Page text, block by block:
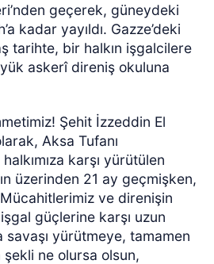
geçerek, güneydeki
kadar yayıldı. Gazze’deki
tarihte, bir halkın işgalcilere
askerî direniş okuluna
Şehit İzzeddin El
Aksa Tufanı
karşı yürütülen
üzerinden 21 ay geçmişken,
ve direnişin
güçlerine karşı uzun
savaşı yürütmeye, tamamen
şekli ne olursa olsun,